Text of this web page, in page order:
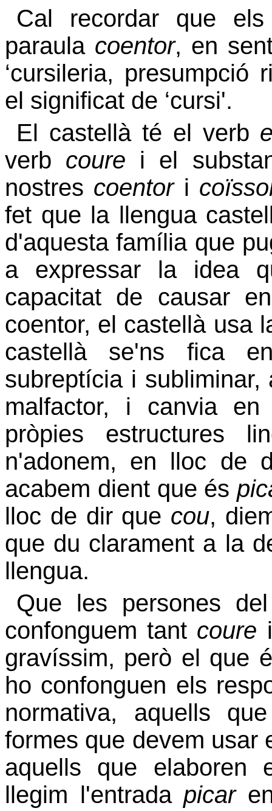
Cal recordar que
paraula coentor, en
‘cursileria,
el significat de ‘cursi'.
El castellà té el verb
verb coure i el
nostres coentori
fet que la llengua
d'aquesta família que
a expressar la idea
capacitat de causar
coentor, el castellà usa
castellà se'ns fica
subreptícia i
malfactor, i canvia
pròpies estructures
n'adonem, en lloc
acabem dient que és
lloc de dir que cou,
que du clarament a la
llengua.
Que les persones
confonguem tant coure
gravíssim, però el que
ho confonguen els
normativa, aquells
formes que devem usar
aquells que elaboren
llegim l'entradapicar